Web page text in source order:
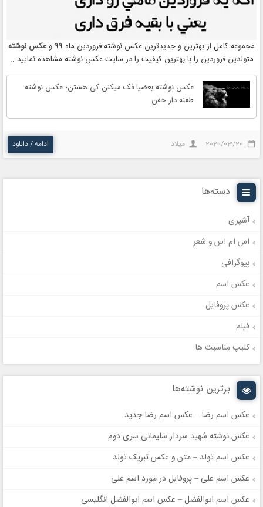
مجموعه کامل از بهترین و جدیدترین عکس نوشته فروردین ماه 99 و
عکس نوشته
متولدین فروردین را با بهترین کیفیت را در سایت عکس نوشته مشاهده نمایید ..
عکس نوشته بعضیا فک میکنن کی هستن؛ عکس نوشته
طعنه دار خفن
2020/03/20 میلاد ادامه / دانلود
دسته‌ها
آشپزی
اس ام اس و شعر
بیوگرافی
عکس اسم
عکس پروفایل
فیلم
کلیپ مناسبت ها
برترین نوشته‌ها
عکس اسم رضا – عکس اسم رضا جدید
عکس نوشته شهید سردار سلیمانی سری دوم
عکس اسم تولد – متن و عکس تبریک تولد
عکس اسم علی – پروفایل در مورد اسم علی
عکس اسم ابوالفضل – عکس اسم ابوالفضل انگلیسی